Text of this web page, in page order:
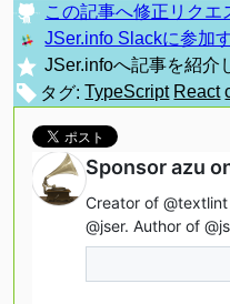
この記事へ修正リクエ
JSer.info Slackに参加
JSer.infoへ記事を紹介
タグ: TypeScript React